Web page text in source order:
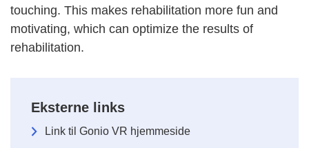
touching. This makes rehabilitation more fun and
motivating, which can optimize the results of
rehabilitation.
Eksterne links
Link til Gonio VR hjemmeside